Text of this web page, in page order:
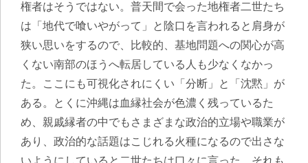
権者はそうではない。普天間で会った地権者二世たち
は「地代で喰いやがって」と陰口を言われると肩身が
狭い思いをするので、比較的、基地問題への関心が高
くない南部のほうへ転居している人も少なくなかっ
た。ここにも可視化されにくい「分断」と「沈黙」が
ある。とくに沖縄は血縁社会が色濃く残っているた
め、親戚縁者の中でもさまざまな政治的立場や職業が
あり、政治的な話題はこじれる火種になるので出さな
いようにしていると二世たちは口々に言った
。それも